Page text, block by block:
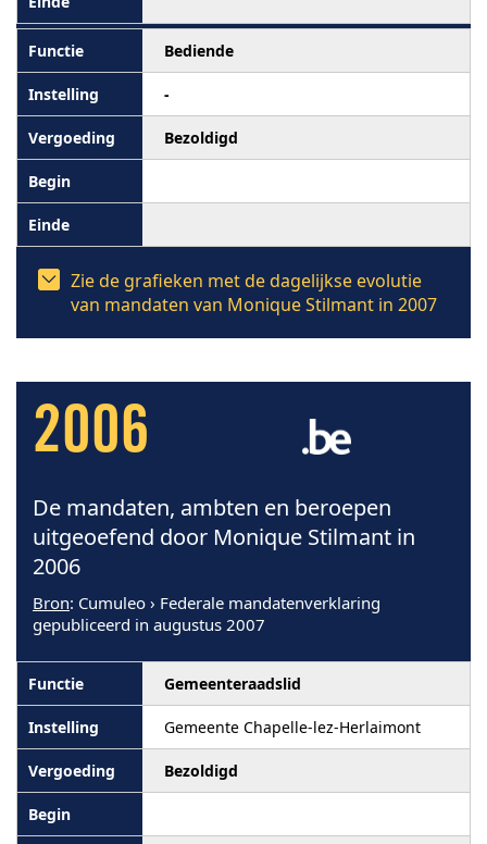
Bediende
-
Bezoldigd
Zie de grafieken met de dagelijkse evolutie
van mandaten van Monique Stilmant in 2007
2006
De mandaten, ambten en beroepen
uitgeoefend door Monique Stilmant in
2006
Bron: Cumuleo › Federale mandatenverklaring
gepubliceerd in augustus 2007
Gemeenteraadslid
Gemeente Chapelle-lez-Herlaimont
Bezoldigd